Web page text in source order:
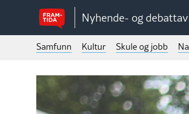
Nyhende- og
Samfunn Kultur Skule og jobb